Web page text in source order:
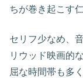
ちが巻き起こす
セリフ少なめ、
リウッド映画的
屈な時間帯も多